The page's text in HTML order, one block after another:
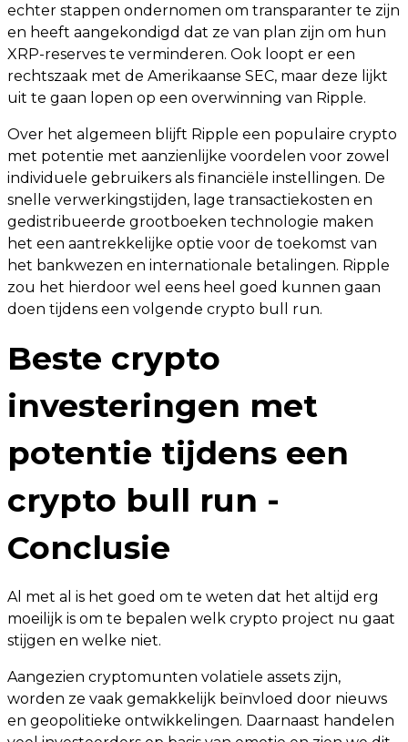
echter stappen ondernomen om transparanter te zijn
en heeft aangekondigd dat ze van plan zijn om hun
XRP-reserves te verminderen. Ook loopt er een
rechtszaak met de Amerikaanse SEC, maar deze lijkt
uit te gaan lopen op een overwinning van Ripple.
Over het algemeen blijft Ripple een populaire crypto
met potentie met aanzienlijke voordelen voor zowel
individuele gebruikers als financiële instellingen. De
snelle verwerkingstijden, lage transactiekosten en
gedistribueerde grootboeken technologie maken
het een aantrekkelijke optie voor de toekomst van
het bankwezen en internationale betalingen. Ripple
zou het hierdoor wel eens heel goed kunnen gaan
doen tijdens een volgende crypto bull run.
Beste crypto
investeringen met
potentie tijdens een
crypto bull run -
Conclusie
Al met al is het goed om te weten dat het altijd erg
moeilijk is om te bepalen welk crypto project nu gaat
stijgen en welke niet.
Aangezien cryptomunten volatiele assets zijn,
worden ze vaak gemakkelijk beïnvloed door nieuws
en geopolitieke ontwikkelingen. Daarnaast handelen